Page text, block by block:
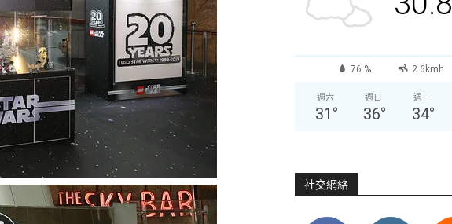
76 % 2.6kmh
週六
31 °
週日
36°
週一
34°
社交網絡